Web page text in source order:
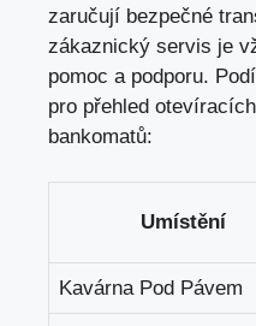
zaručují bezpečné
zákaznický servis je
pomoc a podporu.
pro přehled
bankomatů:
Umístění
Kavárna Pod Pávem